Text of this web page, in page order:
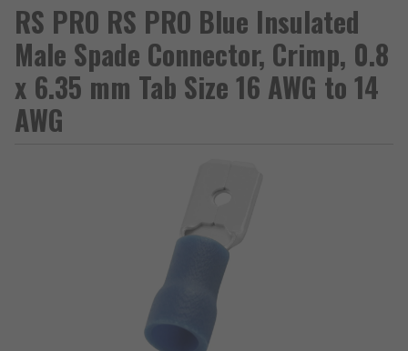
RS PRO RS PRO Blue Insulated
Male Spade Connector, Crimp, 0.8
x 6.35 mm Tab Size 16 AWG to 14
AWG